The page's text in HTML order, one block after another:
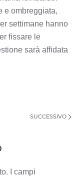
e ombreggiata,
settimane hanno
fissare le
sarà affidata
SUCCESSIVO
I campi